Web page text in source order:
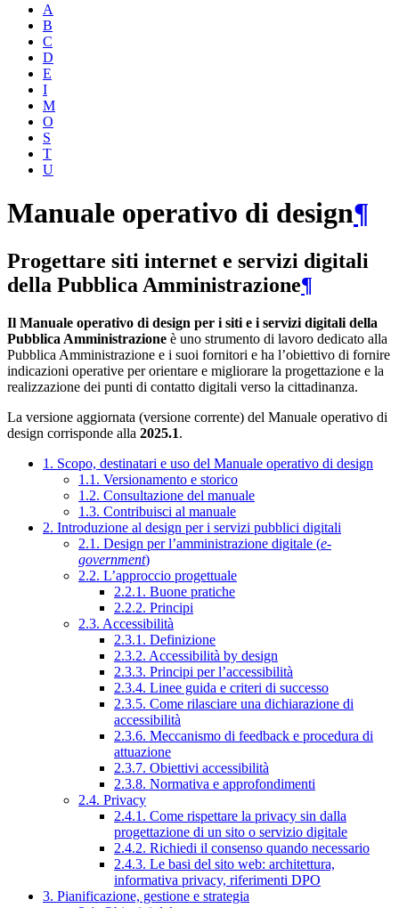
A
B
C
D
E
I
M
O
S
T
U
Manuale operativo di design¶
Progettare siti internet e servizi digitali
della Pubblica Amministrazione¶
Il Manuale operativo di design per i siti e i servizi digitali della
Pubblica Amministrazione è uno strumento di lavoro dedicato alla
Pubblica Amministrazione e i suoi fornitori e ha l’obiettivo di fornire
indicazioni operative per orientare e migliorare la progettazione e la
realizzazione dei punti di contatto digitali verso la cittadinanza.
La versione aggiornata (versione corrente) del Manuale operativo di
design corrisponde alla 2025.1.
1. Scopo, destinatari e uso del Manuale operativo di design
1.1. Versionamento e storico
1.2. Consultazione del manuale
1.3. Contribuisci al manuale
2. Introduzione al design per i servizi pubblici digitali
2.1. Design per l’amministrazione digitale (e-
government)
2.2. L’approccio progettuale
2.2.1. Buone pratiche
2.2.2. Principi
2.3. Accessibilità
2.3.1. Definizione
2.3.2. Accessibilità by design
2.3.3. Principi per l’accessibilità
2.3.4. Linee guida e criteri di successo
2.3.5. Come rilasciare una dichiarazione di
accessibilità
2.3.6. Meccanismo di feedback e procedura di
attuazione
2.3.7. Obiettivi accessibilità
2.3.8. Normativa e approfondimenti
2.4. Privacy
2.4.1. Come rispettare la privacy sin dalla
progettazione di un sito o servizio digitale
2.4.2. Richiedi il consenso quando necessario
2.4.3. Le basi del sito web: architettura,
informativa privacy, riferimenti DPO
3. Pianificazione, gestione e strategia